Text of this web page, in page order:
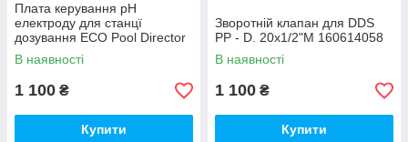
Плата керування рН
електроду для cтанцї
дозування ECO Pool Director
PG-EB71694
В наявності
1 100 ₴
Купити
Зворотній клапан для DDS
PP - D. 20x1/2"M 160614058
В наявності
1 100 ₴
Купити